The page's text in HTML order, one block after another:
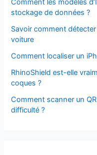
Comment les modèles
stockage de données ?
Savoir comment
voiture
Comment localiser un
RhinoShield est-elle
coques ?
Comment scanner un
difficulté ?